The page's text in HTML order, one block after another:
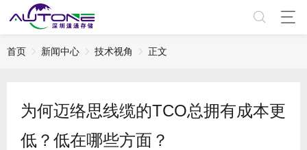
首页 新闻中心 技术视角 正文
为何迈络思线缆的TCO总拥有成本更
低？低在哪些方面？